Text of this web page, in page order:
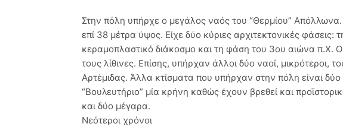
Στην πόλη υπήρχε ο μεγάλος ναός του “Θερμίου”
επί 38 μέτρα ύψος. Είχε δύο κύριες αρχιτεκτονικές φάσεις:
κεραμοπλαστικό διάκοσμο και τη φάση του 3ου αιώνα π.Χ. Οι
τους λίθινες. Επίσης, υπήρχαν άλλοι δύο ναοί, μικρότεροι,
Αρτέμιδας. Άλλα κτίσματα που υπήρχαν στην πόλη είναι δύο
“Βουλευτήριο” μία κρήνη καθώς έχουν βρεθεί και
και δύο μέγαρα.
Νεότεροι χρόνοι